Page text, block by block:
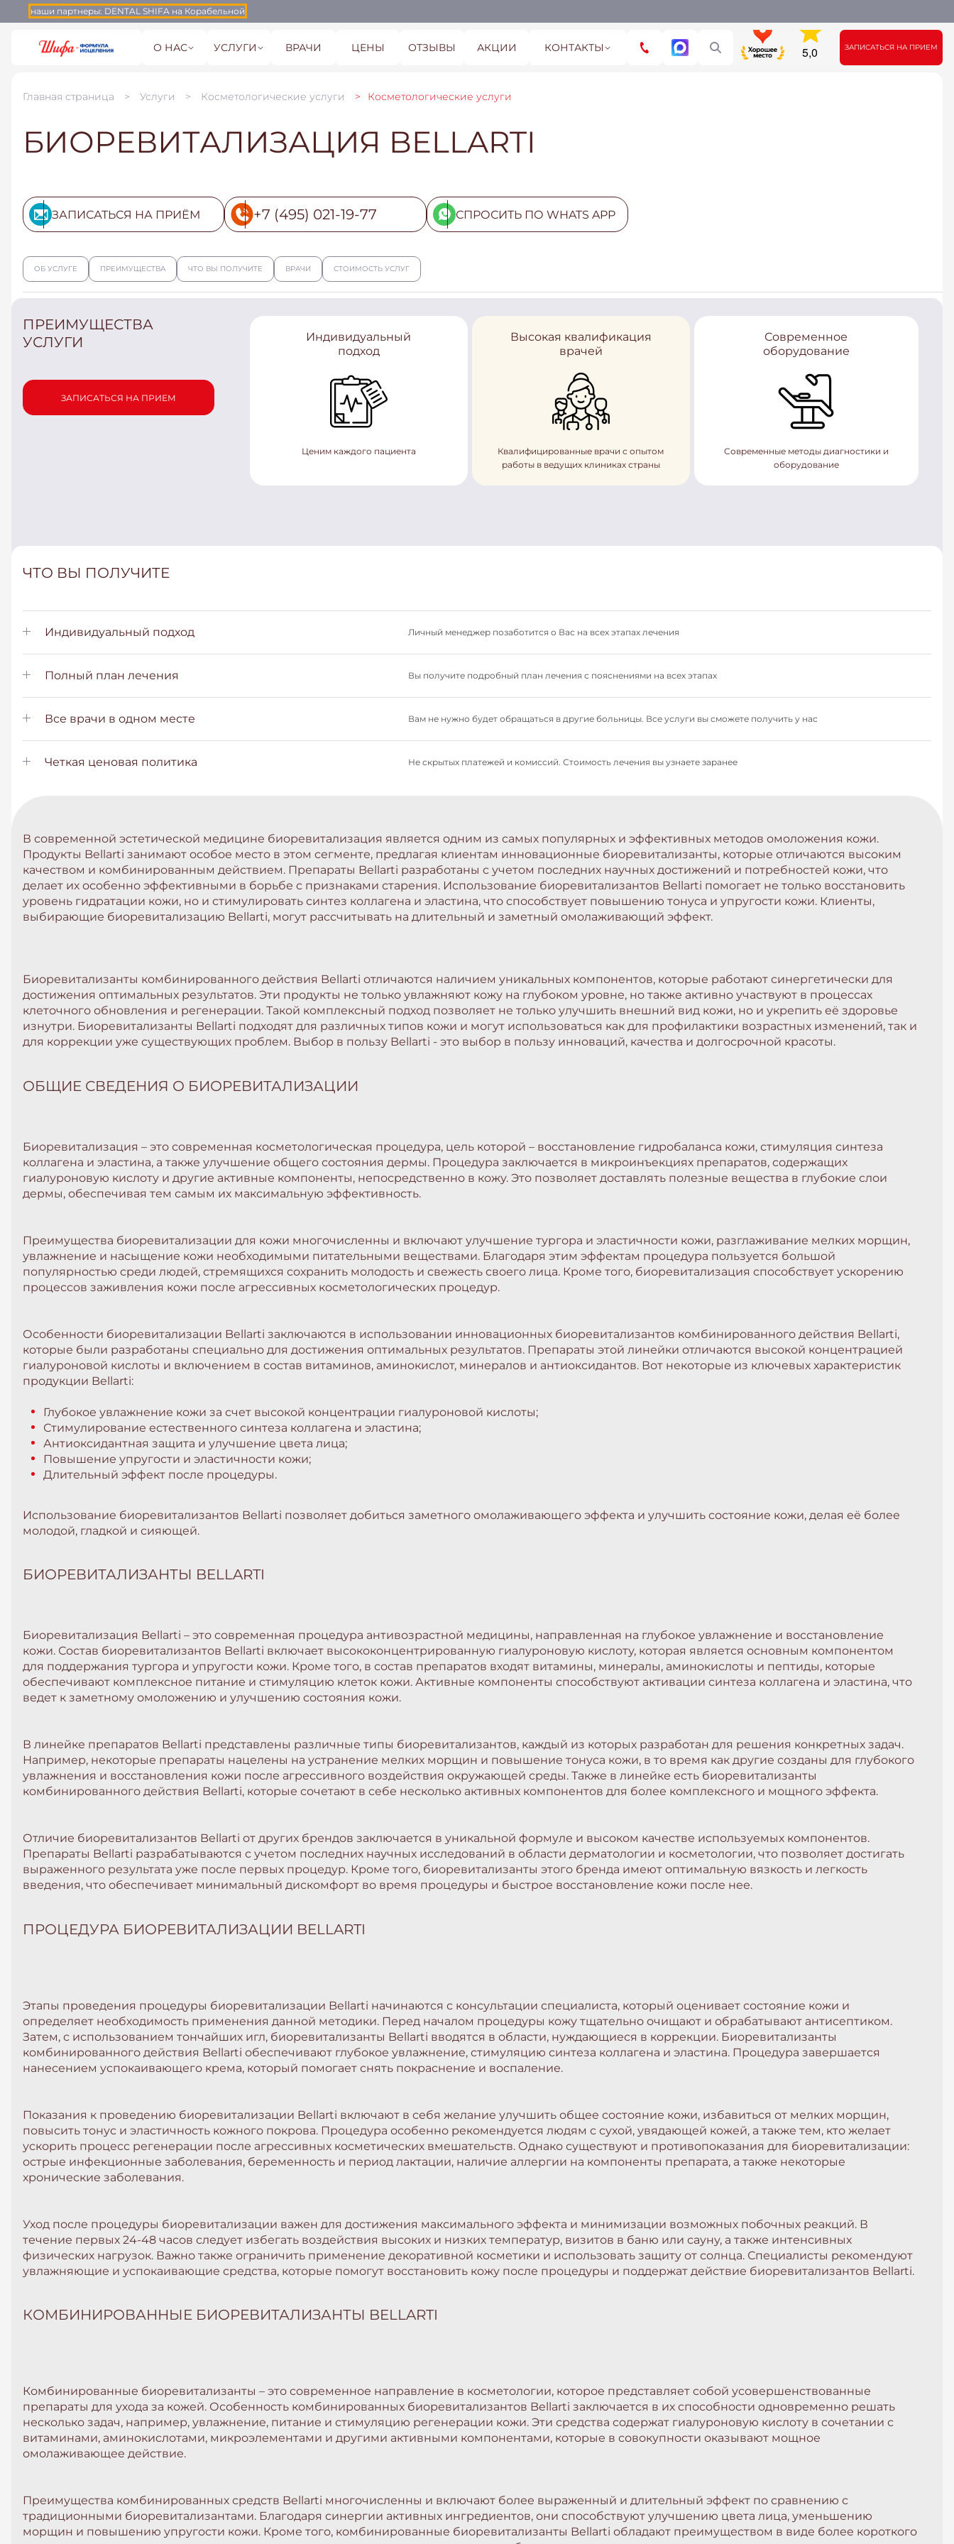
наши партнеры: DENTAL SHIFA на Корабельной
О НАС УСЛУГИ ВРАЧИ ЦЕНЫ ОТЗЫВЫ АКЦИИ КОНТАКТЫ ЗАПИСАТЬСЯ НА ПРИЕМ
Главная страница Услуги Косметологические услуги Косметологические услуги
БИОРЕВИТАЛИЗАЦИЯ BELLARTI
ЗАПИСАТЬСЯ НА ПРИЁМ +7 (495) 021-19-77 СПРОСИТЬ ПО WHATS APP
ОБ УСЛУГЕ ПРЕИМУЩЕСТВА ЧТО ВЫ ПОЛУЧИТЕ ВРАЧИ СТОИМОСТЬ УСЛУГ
ПРЕИМУЩЕСТВА
УСЛУГИ
Индивидуальный
подход
Ценим каждого пациента
Высокая квалификация
врачей
Квалифицированные врачи с опытом
работы в ведущих клиниках страны
Современное
оборудование
Современные методы диагностики и
оборудование
ЗАПИСАТЬСЯ НА ПРИЕМ
ЧТО ВЫ ПОЛУЧИТЕ
Индивидуальный подход Личный менеджер позаботится о Вас на всех этапах лечения
Полный план лечения Вы получите подробный план лечения с пояснениями на всех этапах
Все врачи в одном месте Вам не нужно будет обращаться в другие больницы. Все услуги вы сможете получить у нас
Четкая ценовая политика Не скрытых платежей и комиссий. Стоимость лечения вы узнаете заранее
В современной эстетической медицине биоревитализация является одним из самых популярных и эффективных методов омоложения кожи.
Продукты Bellarti занимают особое место в этом сегменте, предлагая клиентам инновационные биоревитализанты, которые отличаются высоким
качеством и комбинированным действием. Препараты Bellarti разработаны с учетом последних научных достижений и потребностей кожи, что
делает их особенно эффективными в борьбе с признаками старения. Использование биоревитализантов Bellarti помогает не только восстановить
уровень гидратации кожи, но и стимулировать синтез коллагена и эластина, что способствует повышению тонуса и упругости кожи. Клиенты,
выбирающие биоревитализацию Bellarti, могут рассчитывать на длительный и заметный омолаживающий эффект.
Биоревитализанты комбинированного действия Bellarti отличаются наличием уникальных компонентов, которые работают синергетически для
достижения оптимальных результатов. Эти продукты не только увлажняют кожу на глубоком уровне, но также активно участвуют в процессах
клеточного обновления и регенерации. Такой комплексный подход позволяет не только улучшить внешний вид кожи, но и укрепить её здоровье
изнутри. Биоревитализанты Bellarti подходят для различных типов кожи и могут использоваться как для профилактики возрастных изменений, так и
для коррекции уже существующих проблем. Выбор в пользу Bellarti - это выбор в пользу инноваций, качества и долгосрочной красоты.
ОБЩИЕ СВЕДЕНИЯ О БИОРЕВИТАЛИЗАЦИИ
Биоревитализация – это современная косметологическая процедура, цель которой – восстановление гидробаланса кожи, стимуляция синтеза
коллагена и эластина, а также улучшение общего состояния дермы. Процедура заключается в микроинъекциях препаратов, содержащих
гиалуроновую кислоту и другие активные компоненты, непосредственно в кожу. Это позволяет доставлять полезные вещества в глубокие слои
дермы, обеспечивая тем самым их максимальную эффективность.
Преимущества биоревитализации для кожи многочисленны и включают улучшение тургора и эластичности кожи, разглаживание мелких морщин,
увлажнение и насыщение кожи необходимыми питательными веществами. Благодаря этим эффектам процедура пользуется большой
популярностью среди людей, стремящихся сохранить молодость и свежесть своего лица. Кроме того, биоревитализация способствует ускорению
процессов заживления кожи после агрессивных косметологических процедур.
Особенности биоревитализации Bellarti заключаются в использовании инновационных биоревитализантов комбинированного действия Bellarti,
которые были разработаны специально для достижения оптимальных результатов. Препараты этой линейки отличаются высокой концентрацией
гиалуроновой кислоты и включением в состав витаминов, аминокислот, минералов и антиоксидантов. Вот некоторые из ключевых характеристик
продукции Bellarti:
Глубокое увлажнение кожи за счет высокой концентрации гиалуроновой кислоты;
Стимулирование естественного синтеза коллагена и эластина;
Антиоксидантная защита и улучшение цвета лица;
Повышение упругости и эластичности кожи;
Длительный эффект после процедуры.
Использование биоревитализантов Bellarti позволяет добиться заметного омолаживающего эффекта и улучшить состояние кожи, делая её более
молодой, гладкой и сияющей.
БИОРЕВИТАЛИЗАНТЫ BELLARTI
Биоревитализация Bellarti – это современная процедура антивозрастной медицины, направленная на глубокое увлажнение и восстановление
кожи. Состав биоревитализантов Bellarti включает высококонцентрированную гиалуроновую кислоту, которая является основным компонентом
для поддержания тургора и упругости кожи. Кроме того, в состав препаратов входят витамины, минералы, аминокислоты и пептиды, которые
обеспечивают комплексное питание и стимуляцию клеток кожи. Активные компоненты способствуют активации синтеза коллагена и эластина, что
ведет к заметному омоложению и улучшению состояния кожи.
В линейке препаратов Bellarti представлены различные типы биоревитализантов, каждый из которых разработан для решения конкретных задач.
Например, некоторые препараты нацелены на устранение мелких морщин и повышение тонуса кожи, в то время как другие созданы для глубокого
увлажнения и восстановления кожи после агрессивного воздействия окружающей среды. Также в линейке есть биоревитализанты
комбинированного действия Bellarti, которые сочетают в себе несколько активных компонентов для более комплексного и мощного эффекта.
Отличие биоревитализантов Bellarti от других брендов заключается в уникальной формуле и высоком качестве используемых компонентов.
Препараты Bellarti разрабатываются с учетом последних научных исследований в области дерматологии и косметологии, что позволяет достигать
выраженного результата уже после первых процедур. Кроме того, биоревитализанты этого бренда имеют оптимальную вязкость и легкость
введения, что обеспечивает минимальный дискомфорт во время процедуры и быстрое восстановление кожи после нее.
ПРОЦЕДУРА БИОРЕВИТАЛИЗАЦИИ BELLARTI
Этапы проведения процедуры биоревитализации Bellarti начинаются с консультации специалиста, который оценивает состояние кожи и
определяет необходимость применения данной методики. Перед началом процедуры кожу тщательно очищают и обрабатывают антисептиком.
Затем, с использованием тончайших игл, биоревитализанты Bellarti вводятся в области, нуждающиеся в коррекции. Биоревитализанты
комбинированного действия Bellarti обеспечивают глубокое увлажнение, стимуляцию синтеза коллагена и эластина. Процедура завершается
нанесением успокаивающего крема, который помогает снять покраснение и воспаление.
Показания к проведению биоревитализации Bellarti включают в себя желание улучшить общее состояние кожи, избавиться от мелких морщин,
повысить тонус и эластичность кожного покрова. Процедура особенно рекомендуется людям с сухой, увядающей кожей, а также тем, кто желает
ускорить процесс регенерации после агрессивных косметических вмешательств. Однако существуют и противопоказания для биоревитализации:
острые инфекционные заболевания, беременность и период лактации, наличие аллергии на компоненты препарата, а также некоторые
хронические заболевания.
Уход после процедуры биоревитализации важен для достижения максимального эффекта и минимизации возможных побочных реакций. В
течение первых 24-48 часов следует избегать воздействия высоких и низких температур, визитов в баню или сауну, а также интенсивных
физических нагрузок. Важно также ограничить применение декоративной косметики и использовать защиту от солнца. Специалисты рекомендуют
увлажняющие и успокаивающие средства, которые помогут восстановить кожу после процедуры и поддержат действие биоревитализантов Bellarti.
КОМБИНИРОВАННЫЕ БИОРЕВИТАЛИЗАНТЫ BELLARTI
Комбинированные биоревитализанты – это современное направление в косметологии, которое представляет собой усовершенствованные
препараты для ухода за кожей. Особенность комбинированных биоревитализантов Bellarti заключается в их способности одновременно решать
несколько задач, например, увлажнение, питание и стимуляцию регенерации кожи. Эти средства содержат гиалуроновую кислоту в сочетании с
витаминами, аминокислотами, микроэлементами и другими активными компонентами, которые в совокупности оказывают мощное
омолаживающее действие.
Преимущества комбинированных средств Bellarti многочисленны и включают более выраженный и длительный эффект по сравнению с
традиционными биоревитализантами. Благодаря синергии активных ингредиентов, они способствуют улучшению цвета лица, уменьшению
морщин и повышению упругости кожи. Кроме того, комбинированные биоревитализанты Bellarti обладают преимуществом в виде более короткого